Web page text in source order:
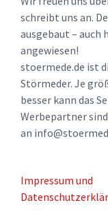
schreibt uns an.
ausgebaut – auch
angewiesen!
stoermede.de ist
Störmeder. Je
besser kann das
Werbepartner
an
Impressum und